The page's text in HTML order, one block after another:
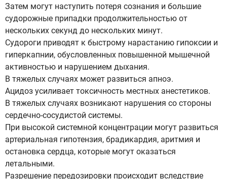
Затем могут наступить потеря сознания и большие
судорожные припадки продолжительностью от
нескольких секунд до нескольких минут.
Судороги приводят к быстрому нарастанию гипоксии и
гиперкапнии, обусловленных повышенной мышечной
активностью и нарушением дыхания.
В тяжелых случаях может развиться апноэ.
Ацидоз усиливает токсичность местных анестетиков.
В тяжелых случаях возникают нарушения со стороны
сердечно-сосудистой системы.
При высокой системной концентрации могут развиться
артериальная гипотензия, брадикардия, аритмия и
остановка сердца, которые могут оказаться
летальными.
Разрешение передозировки происходит вследствие